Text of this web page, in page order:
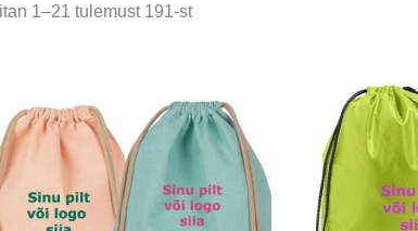
1–21 tulemust 191-stSorditud